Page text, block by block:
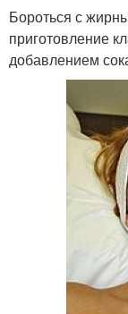
Бороться с
приготовление
добавлением